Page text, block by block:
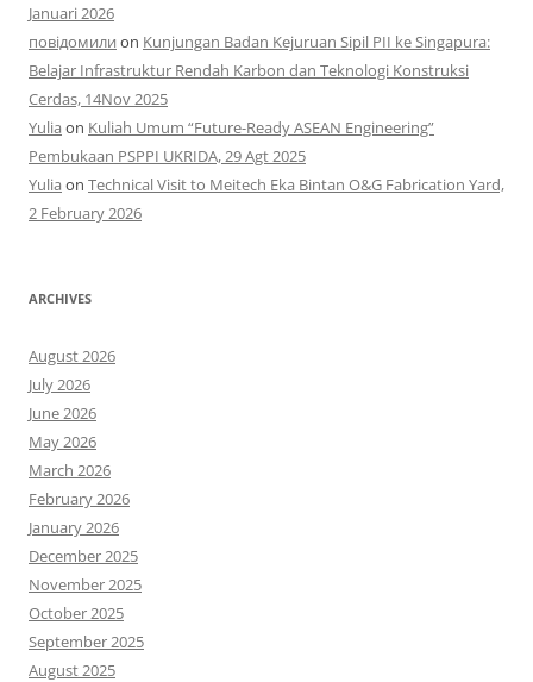
Januari 2026
повідомили on Kunjungan Badan Kejuruan Sipil PII ke Singapura:
Belajar Infrastruktur Rendah Karbon dan Teknologi Konstruksi
Cerdas, 14Nov 2025
Yulia on Kuliah Umum “Future-Ready ASEAN Engineering”
Pembukaan PSPPI UKRIDA, 29 Agt 2025
Yulia on Technical Visit to Meitech Eka Bintan O&G Fabrication Yard,
2 February 2026
ARCHIVES
August 2026
July 2026
June 2026
May 2026
March 2026
February 2026
January 2026
December 2025
November 2025
October 2025
September 2025
August 2025